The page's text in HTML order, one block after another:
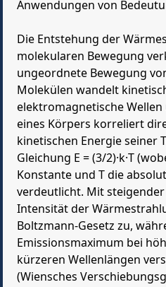
Anwendungen von
Die Entstehung der
molekularen Bewegung
ungeordnete Bewegung
Molekülen wandelt
elektromagnetische
eines Körpers korreliert
kinetischen Energie seiner
Gleichung E = (3/2)·k·T
Konstante und T die
verdeutlicht. Mit
Intensität der
Boltzmann-Gesetz zu,
Emissionsmaximum bei
kürzeren Wellenlängen
(Wiensches